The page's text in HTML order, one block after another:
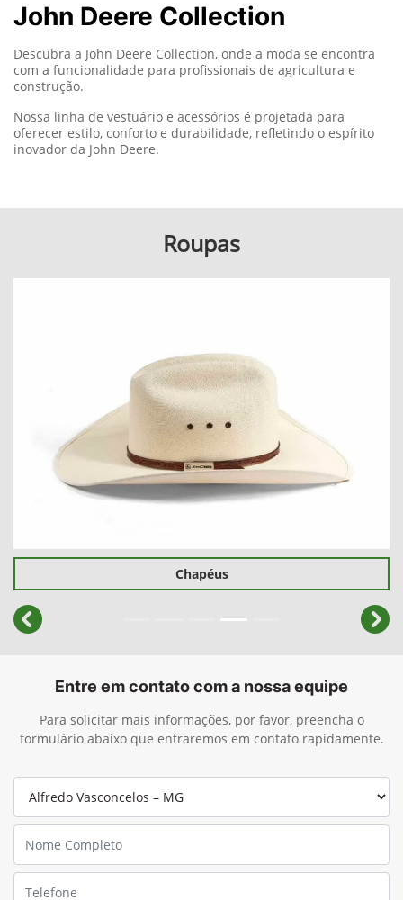
John Deere Collection
Descubra a John Deere Collection, onde a moda se encontra
com a funcionalidade para profissionais de agricultura e
construção.
Nossa linha de vestuário e acessórios é projetada para
oferecer estilo, conforto e durabilidade, refletindo o espírito
inovador da John Deere.
Roupas
Chapéus
templates.template-
Entre em contato com a nossa equipe
Para solicitar mais informações, por favor, preencha o
formulário abaixo que entraremos em contato rapidamente.